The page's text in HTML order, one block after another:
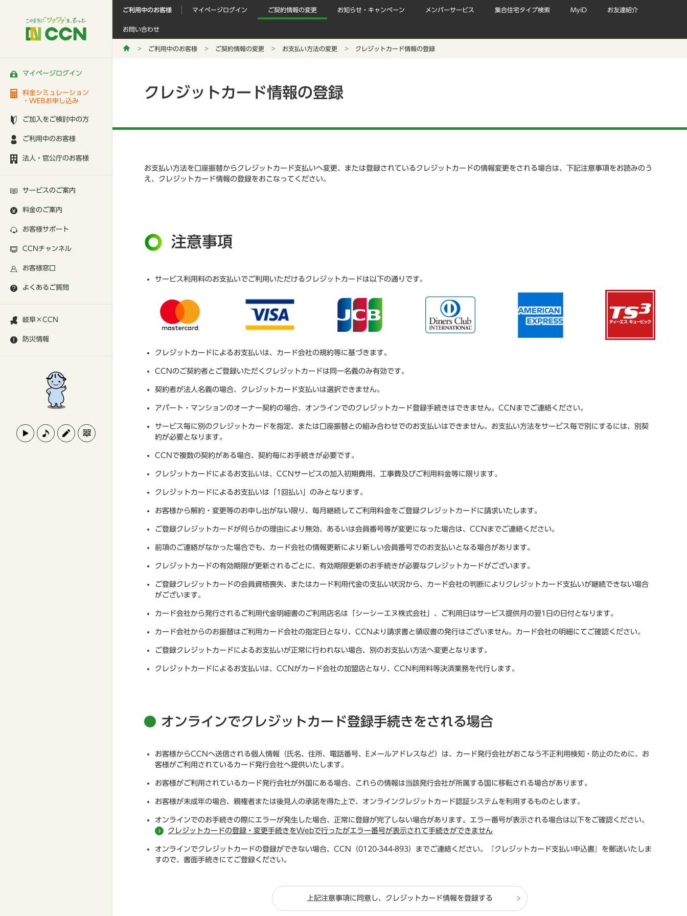
マイページログイン
料金シミュレーション
・WEBお申し込み
ご加入をご検討中の方
ご利用中のお客様
法人・官公庁のお客様
サービスのご案内
料金のご案内
お客様サポート
CCNチャンネル
お客様窓口
よくあるご質問
岐阜×CCN
防災情報
ご利用中のお客様 マイページログイン ご契約情報の変更 お知らせ・キャンペーン メンバーサービス 集合住宅タイプ検索 MyiD お友達紹介
お問い合わせ
ご利用中のお客様 ご契約情報の変更 お支払い方法の変更 クレジットカード情報の登録
クレジットカード情報の登録
お支払い方法を口座振替からクレジットカード支払いへ変更、または登録されているクレジットカードの情報変更をされる場合は、下記注意事項をお読みのう
え、クレジットカード情報の登録をおこなってください。
注意事項
サービス利用料のお支払いでご利用いただけるクレジットカードは以下の通りです。
クレジットカードによるお支払いは、カード会社の規約等に基づきます。
CCNのご契約者とご登録いただくクレジットカードは同一名義のみ有効です。
契約者が法人名義の場合、クレジットカード支払いは選択できません。
アパート・マンションのオーナー契約の場合、オンラインでのクレジットカード登録手続きはできません。CCNまでご連絡ください。
サービス毎に別のクレジットカードを指定、または口座振替との組み合わせでのお支払いはできません。お支払い方法をサービス毎で別にするには、別契
約が必要となります。
CCNで複数の契約がある場合、契約毎にお手続きが必要です。
クレジットカードによるお支払いは、CCNサービスの加入初期費用、工事費及びご利用料金等に限ります。
クレジットカードによるお支払いは「1回払い」のみとなります。
お客様から解約・変更等のお申し出がない限り、毎月継続してご利用料金をご登録クレジットカードに請求いたします。
ご登録クレジットカードが何らかの理由により無効、あるいは会員番号等が変更になった場合は、CCNまでご連絡ください。
前項のご連絡がなかった場合でも、カード会社の情報更新により新しい会員番号でのお支払いとなる場合があります。
クレジットカードの有効期限が更新されるごとに、有効期限更新のお手続きが必要なクレジットカードがございます。
ご登録クレジットカードの会員資格喪失、またはカード利用代金の支払い状況から、カード会社の判断によりクレジットカード支払いが継続できない場合
がございます。
カード会社から発行されるご利用代金明細書のご利用店名は「シーシーエヌ株式会社」、ご利用日はサービス提供月の翌1日の日付となります。
カード会社からのお振替はご利用カード会社の指定日となり、CCNより請求書と領収書の発行はございません。カード会社の明細にてご確認ください。
ご登録クレジットカードによるお支払いが正常に行われない場合、別のお支払い方法へ変更となります。
クレジットカードによるお支払いは、CCNがカード会社の加盟店となり、CCN利用料等決済業務を代行します。
オンラインでクレジットカード登録手続きをされる場合
お客様からCCNへ送信される個人情報（氏名、住所、電話番号、Eメールアドレスなど）は、カード発行会社がおこなう不正利用検知・防止のために、お
客様がご利用されているカード発行会社へ提供いたします。
お客様がご利用されているカード発行会社が外国にある場合、これらの情報は当該発行会社が所属する国に移転される場合があります。
お客様が未成年の場合、親権者または後見人の承諾を得た上で、オンラインクレジットカード認証システムを利用するものとします。
オンラインでのお手続きの際にエラーが発生した場合、正常に登録が完了しない場合があります。エラー番号が表示される場合は以下をご確認ください。
クレジットカードの登録・変更手続きをWebで行ったがエラー番号が表示されて手続きができません
オンラインでクレジットカードの登録ができない場合、CCN（0120-344-893）までご連絡ください。『クレジットカード支払い申込書』を郵送いたしま
すので、書面手続きにてご登録ください。
上記注意事項に同意し、クレジットカード情報を登録する